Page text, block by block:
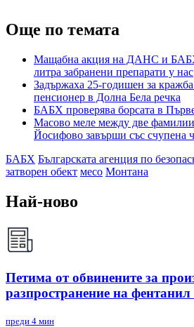
Още по темата
Мащабна акция на ДАНС и
литра забранени препарати у нас
Задържаха 25-годишен за
пенсионер в Долна Бела речка
БАБХ проверява борсата в
Масово меле между две
Йосифово завърши със счупена
БАБХ Българската агенция по
затворен обект месо Монтана
Най-ново
Петима от обвинените за
разпространение на фентанил
преди 4 мин